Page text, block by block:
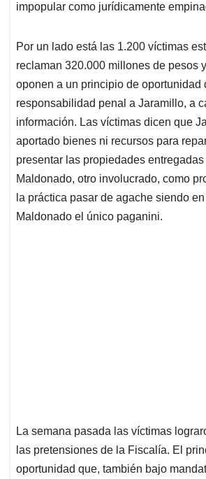
impopular como jurídicamente
Por un lado está las 1.200 víctimas
reclaman 320.000 millones de pesos
oponen a un principio de oportunidad
responsabilidad penal a Jaramillo, a
información. Las víctimas dicen que
aportado bienes ni recursos para
presentar las propiedades
Maldonado, otro involucrado, como
la práctica pasar de agache siendo
Maldonado el único paganini.
La semana pasada las víctimas
las pretensiones de la Fiscalía. El
oportunidad que, también bajo